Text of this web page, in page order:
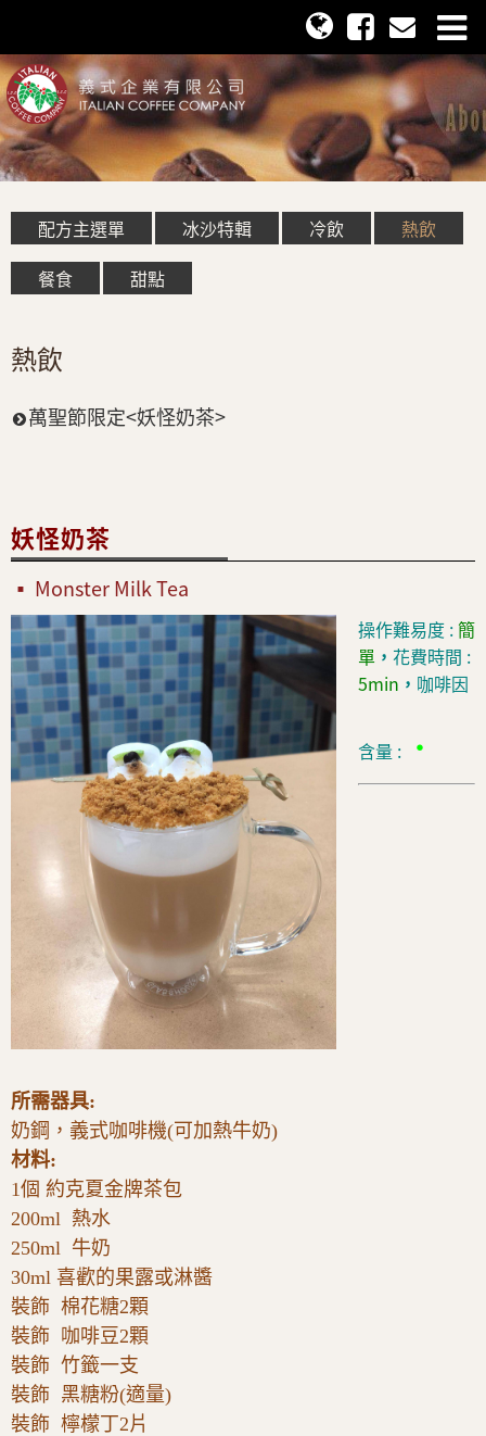
配方主選單 冰沙特輯 冷飲
熱飲
餐食
甜點
熱飲
萬聖節限定<妖怪奶茶>
妖怪奶茶
Monster Milk Tea
操作難易度 :簡
單 ， 花費時間 :
5min ， 咖啡因
含量 : •
所需器具:
奶鋼，義式咖啡機(可加熱牛奶)
材料:
1個 約克夏金牌茶包
200ml 熱水
250ml 牛奶
30ml 喜歡的果露或淋醬
裝飾 棉花糖2顆
裝飾 咖啡豆2顆
裝飾 竹籤一支
裝飾 黑糖粉(適量)
裝飾 檸檬丁2片